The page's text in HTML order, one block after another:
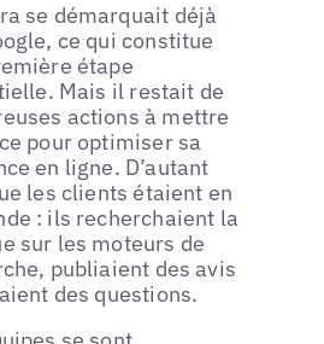
se démarquait déjà
ce qui constitue
étape
Mais il restait de
actions à mettre
pour optimiser sa
en ligne. D’autant
les clients étaient en
: ils recherchaient la
sur les moteurs de
publiaient des avis
des questions.